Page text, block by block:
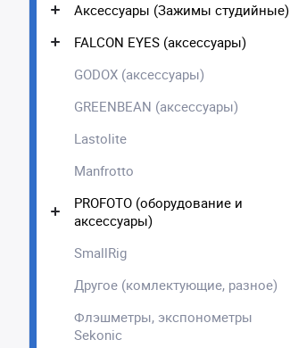
Аксессуары (Зажимы студийные)
FALCON EYES (аксессуары)
GODOX (аксессуары)
GREENBEAN (аксессуары)
Lastolite
Manfrotto
PROFOTO (оборудование и
аксессуары)
SmallRig
Другое (комлектующие, разное)
Флэшметры, экспонометры
Sekonic